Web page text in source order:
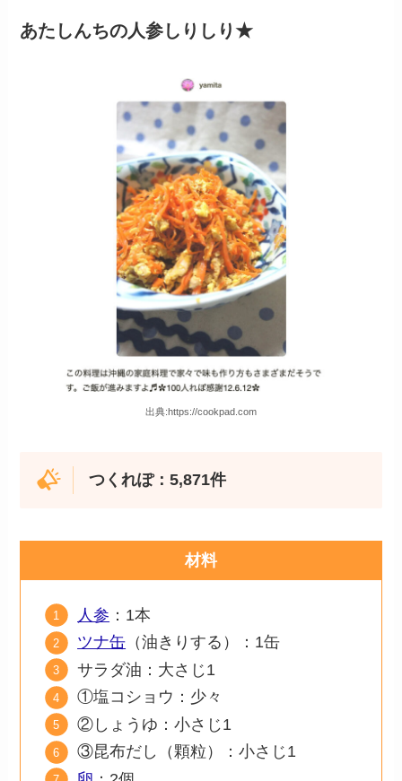
あたしんちの人参しりしり★
出典:https://cookpad.com
つくれぽ：5,871件
材料
人参 ：1本
ツナ缶 （油きりする）：1缶
サラダ油：大さじ1
①塩コショウ：少々
②しょうゆ：小さじ1
③昆布だし（顆粒）：小さじ1